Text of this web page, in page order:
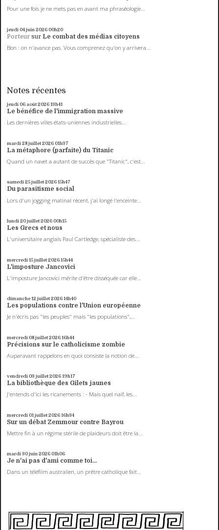
Pour une fois je ne mets pas en avant ma phraséologie...
jeudi 04juin 2026 00h20
Porteur sur Le combat des médias citoyens
Bon : on n'avance pas. Vous comprenez qu'on y arrivera...
Notes récentes
jeudi 06 août 202613h41
Le bénéfice de l'immigration massive
Les dernières villes états-uniennes industrielles...
mardi 28juillet 2026 01h37
La métaphore (parfaite) du Titanic
Quand un navet a autant de succès que "Titanic", c'est...
samedi 25juillet 202615h47
Du parasitisme social
Lors d'un jogging matinal récent, j'ai longé l'enceinte...
lundi 20juillet 2026 00h15
Les Grecs et nous
L'universitaire anglais Paul Cartledge, spécialiste des...
mercredi 15juillet 202615h44
L'imposture Jancovici
L'imposture Jancovici mérite d'être disséquée car elle...
dimanche 12 juillet 202614h40
Les populations contre l'Union européenne
Je n'écris pas "les peuples" mais "les populations",...
mercredi 08juillet 202616h44
Précisions sur le catholicisme zombie
Auparavant rappelons en quoi consiste la notion de...
vendredi 03 juillet 202619h17
La bibliothèque des Gilets jaunes
J'entends d'ici les ricanements : - Mais quel naïf, les...
mercredi 01 juillet 202616h34
Sur un débat Zemmour contre Bayrou
Mettre fin à un régime stérile de plaideurs doit être la...
mardi 30juin 2026 01h06
Je n'ai pas d'ami comme toi...
Dans un téléfilm australien, un prêtre catholique fait...